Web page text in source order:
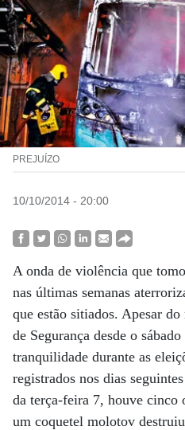
PREJUÍZO
10/10/2014 - 20:00
A onda de violência que
nas últimas semanas
que estão sitiados. Apesar
de Segurança desde o
tranquilidade durante as
registrados nos dias
da terça-feira 7, houve cinco
um coquetel molotov